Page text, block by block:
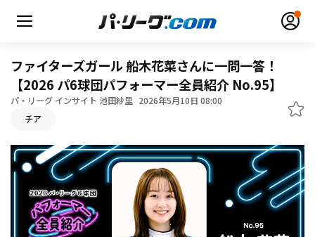
無料アカウント登録
HOME
動画
ファイターズガール 船木花菜さんに一問一答！
【2026 パ6球団パフォーマー全員紹介 No.95】
パ・リーグ インサイト 池田紗里 2026年5月10日 08:00
チア